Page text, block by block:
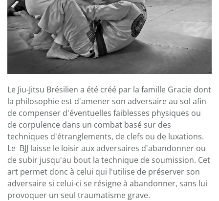
Le Jiu-Jitsu Brésilien a été créé par la famille Gracie dont
la philosophie est d'amener son adversaire au sol afin
de compenser d'éventuelles faiblesses physiques ou
de corpulence dans un combat basé sur des
techniques d'étranglements, de clefs ou de luxations.
Le BJJ laisse le loisir aux adversaires d'abandonner ou
de subir jusqu'au bout la technique de soumission. Cet
art permet donc à celui qui l'utilise de préserver son
adversaire si celui-ci se résigne à abandonner, sans lui
provoquer un seul traumatisme grave.